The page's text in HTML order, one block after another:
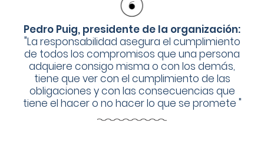
Pedro Puig, presidente de la organización:
"La responsabilidad asegura el cumplimiento
de todos los compromisos que una persona
adquiere consigo misma o con los demás,
tiene que ver con el cumplimiento de las
obligaciones y con las consecuencias que
tiene el hacer o no hacer lo que se promete "